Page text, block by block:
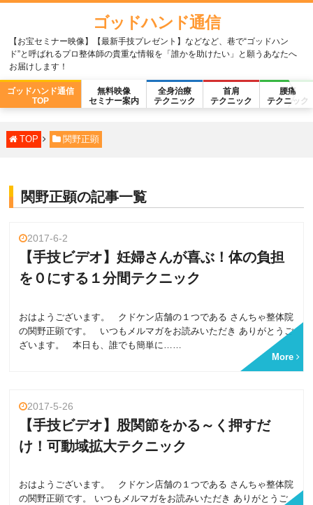
ゴッドハンド通信
【お宝セミナー映像】【最新手技プレゼント】などなど、巷で“ゴッドハン
ド”と呼ばれるプロ整体師の貴重な情報を「誰かを助けたい」と願うあなたへ
お届けします！
ゴッドハンド通信
TOP
無料映像
セミナー案内
全身治療
テクニック
首肩
テクニック
腰痛
テクニック
TOP 関野正顕
関野正顕の記事一覧
2017-6-2
【手技ビデオ】妊婦さんが喜ぶ！体の負担
を０にする１分間テクニック
おはようございます。 クドケン店舗の１つである さんちゃ整体院
の関野正顕です。 いつもメルマガをお読みいただき ありがとうご
ざいます。 本日も、誰でも簡単に……
More
2017-5-26
【手技ビデオ】股関節をかる～く押すだ
け！可動域拡大テクニック
おはようございます。 クドケン店舗の１つである さんちゃ整体院
の関野正顕です。 いつもメルマガをお読みいただき ありがとうご